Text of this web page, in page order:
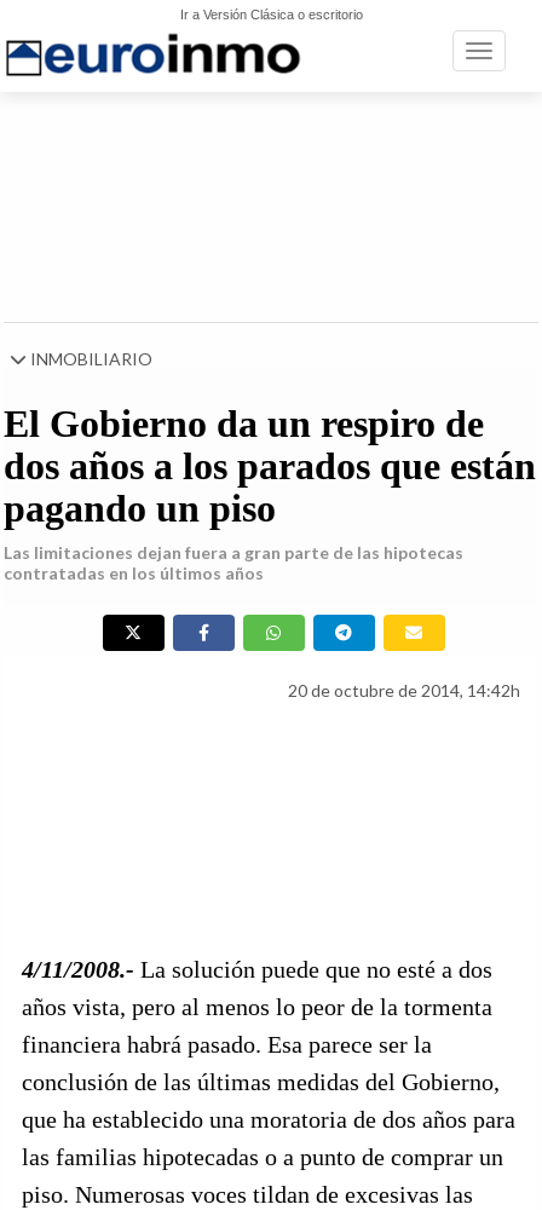
Ir a Versión Clásica o escritorio
Toggle
INMOBILIARIO
El Gobierno da un respiro de
dos años a los parados que están
pagando un piso
Las limitaciones dejan fuera a gran parte de las hipotecas
contratadas en los últimos años
20 de octubre de 2014, 14:42h
4/11/2008.- La solución puede que no esté a dos
años vista, pero al menos lo peor de la tormenta
financiera habrá pasado. Esa parece ser la
conclusión de las últimas medidas del Gobierno,
que ha establecido una moratoria de dos años para
las familias hipotecadas o a punto de comprar un
piso. Numerosas voces tildan de excesivas las